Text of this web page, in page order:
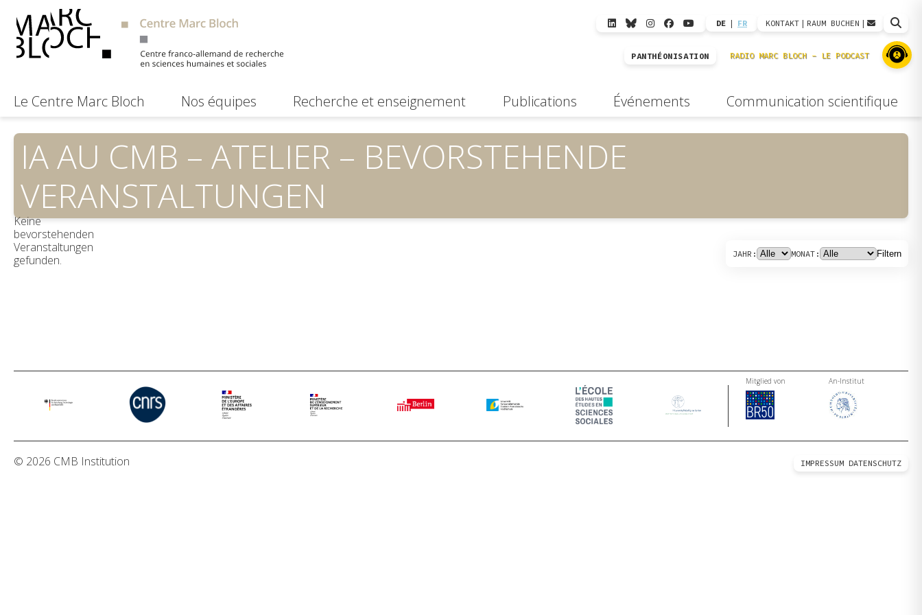
DE | FR KONTAKT | RAUM BUCHEN |
PANTHÉONISATION
Le Centre Marc Bloch Nos équipes Recherche et enseignement Publications Événements Communication scientifique
IA AU CMB – ATELIER – BEVORSTEHENDE
VERANSTALTUNGEN
JAHR: MONAT: Filtern
Keine
bevorstehenden
Veranstaltungen
gefunden.
Mitglied von An-Institut
© 2026 CMB Institution IMPRESSUM DATENSCHUTZ